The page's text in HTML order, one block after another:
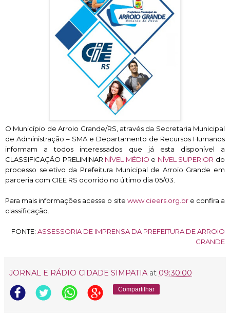
O Município de Arroio Grande/RS, através da Secretaria Municipal
de Administração – SMA e Departamento de Recursos Humanos
informam a todos interessados que já esta disponível a
CLASSIFICAÇÃO PRELIMINAR NÍVEL MÉDIO e NÍVEL SUPERIOR do
processo seletivo da Prefeitura Municipal de Arroio Grande em
parceria com CIEE RS ocorrido no último dia 05/03.
Para mais informações acesse o site www.cieers.org.bre confira a
classificação.
FONTE: ASSESSORIA DE IMPRENSA DA PREFEITURA DE ARROIO
GRANDE
JORNAL E RÁDIO CIDADE SIMPATIA at 09:30:00
Compartilhar